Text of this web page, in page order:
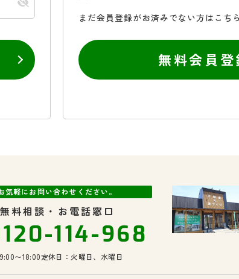
まだ会員登録がお済みでない方はこち
無料会員登
気軽にお問い合わせください。
無料相談・お電話窓口
114-968
〜18:00定休日：火曜日、水曜日